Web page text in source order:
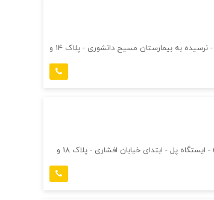
تهران - دارآباد - خیابان پورابتهاج - نرسیده به بیمارستان مسیح دانشوری - پلاک 14 و
تهران - خیابان دماوند (تهران نو ) - ایستگاه پل - ابتدای خیابان افشاری - پلاک 18 و